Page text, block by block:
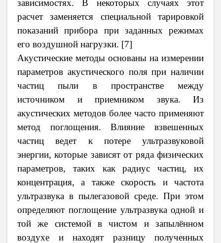
зависимостях. В некоторых случаях этот
расчет заменяется специальной тарировкой
показаний прибора при заданных режимах
его воздушной нагрузки. [7]
Акустические методы основаны на измерении
параметров акустического поля при наличии
частиц пыли в пространстве между
источником и приемником звука. Из
акустических методов более часто применяют
метод поглощения. Влияние взвешенных
частиц ведет к потере ультразвуковой
энергии, которые зависят от ряда физических
параметров, таких как радиус частиц, их
концентрация, а также скорость и частота
ультразвука в пылегазовой среде. При этом
определяют поглощение ультразвука одной и
той же системой в чистом и запылённом
воздухе и находят разницу полученных